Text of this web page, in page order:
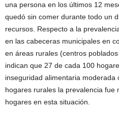
una persona en los últimos 12
quedó sin comer durante todo un
recursos. Respecto a la
en las cabeceras municipales en
en áreas rurales (centros
indican que 27 de cada 100
inseguridad alimentaria moderada
hogares rurales la prevalencia fue
hogares en esta situación.